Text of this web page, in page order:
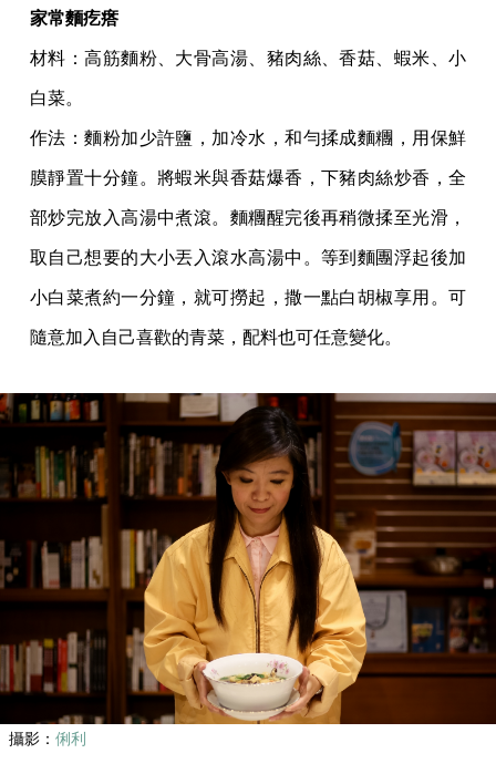
家常麵疙瘩
材料：高筋麵粉、大骨高湯、豬肉絲、香菇、蝦米、小
白菜。
作法：麵粉加少許鹽，加冷水，和勻揉成麵糰，用保鮮
膜靜置十分鐘。將蝦米與香菇爆香，下豬肉絲炒香，全
部炒完放入高湯中煮滾。麵糰醒完後再稍微揉至光滑，
取自己想要的大小丟入滾水高湯中。等到麵團浮起後加
小白菜煮約一分鐘，就可撈起，撒一點白胡椒享用。可
隨意加入自己喜歡的青菜，配料也可任意變化。
攝影： 俐利